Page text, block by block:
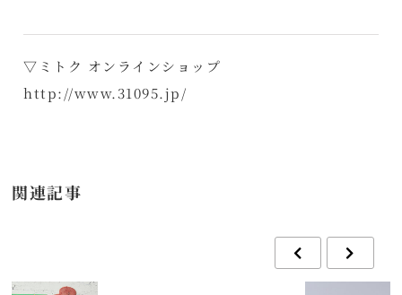
▽ミトク オンラインショップ
http://www.31095.jp/
関連記事